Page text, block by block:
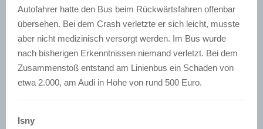
Autofahrer hatte den Bus beim Rückwärtsfahren offenbar
übersehen. Bei dem Crash verletzte er sich leicht, musste
aber nicht medizinisch versorgt werden. Im Bus wurde
nach bisherigen Erkenntnissen niemand verletzt. Bei dem
Zusammenstoß entstand am Linienbus ein Schaden von
etwa 2.000, am Audi in Höhe von rund 500 Euro.
Isny